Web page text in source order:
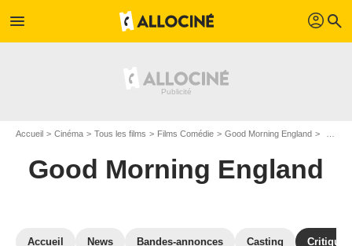
menu profil search
Accueil Cinéma Tous les films Films Comédie Good Morning England
Good Morning England
Accueil News Bandes-annonces Casting